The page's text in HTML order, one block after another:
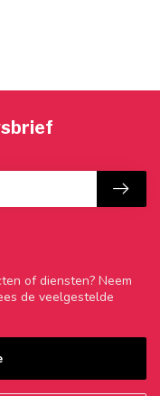
of diensten? Neem
de veelgestelde